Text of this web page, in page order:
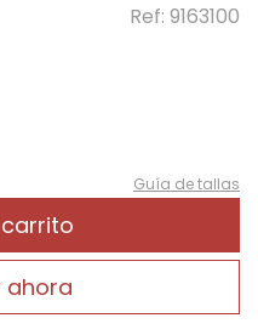
Ref: 9163100
Guía de tallas
ahora